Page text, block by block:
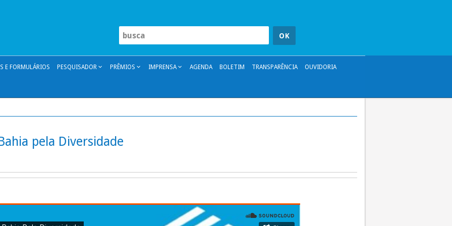
E FORMULÁRIOS PESQUISADOR PRÊMIOS IMPRENSA AGENDA BOLETIM TRANSPARÊNCIA OUVIDORIA
pela Diversidade